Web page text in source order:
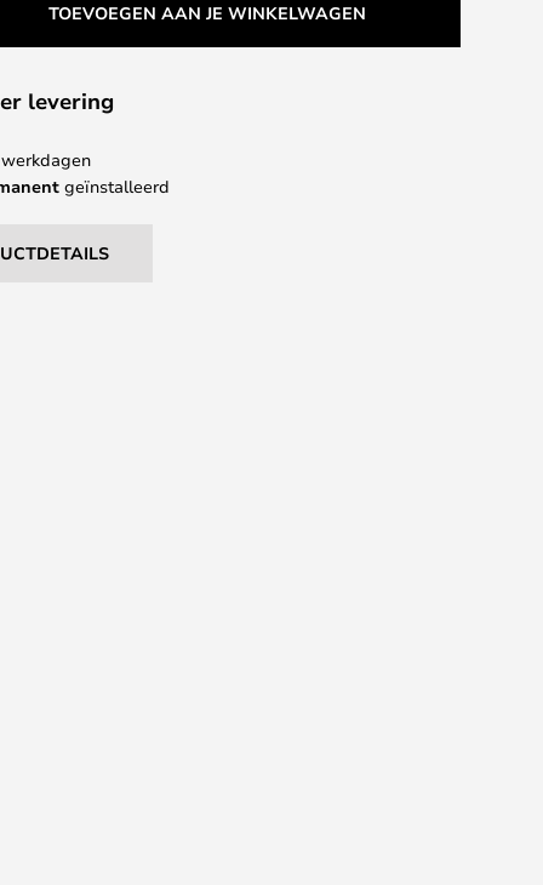
TOEVOEGEN AAN JE WINKELWAGEN
levering
geïnstalleerd